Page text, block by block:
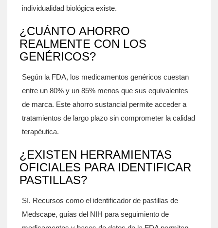
individualidad biológica existe.
¿CUÁNTO AHORRO
REALMENTE CON LOS
GENÉRICOS?
Según la FDA, los medicamentos genéricos cuestan
entre un 80% y un 85% menos que sus equivalentes
de marca. Este ahorro sustancial permite acceder a
tratamientos de largo plazo sin comprometer la calidad
terapéutica.
¿EXISTEN HERRAMIENTAS
OFICIALES PARA IDENTIFICAR
PASTILLAS?
Sí. Recursos como el identificador de pastillas de
Medscape, guías del NIH para seguimiento de